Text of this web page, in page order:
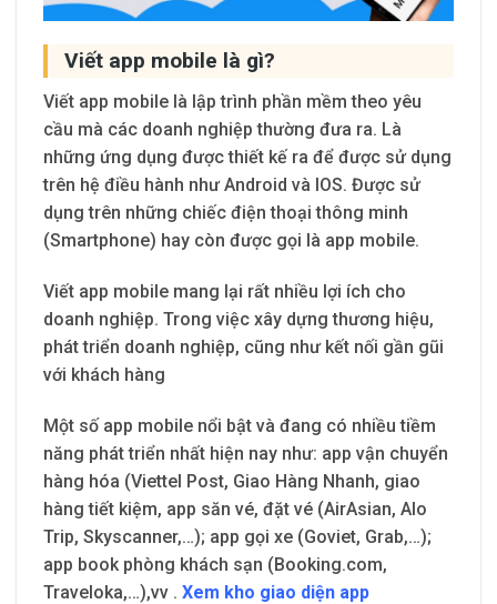
Viết app mobile là gì?
Viết app mobile là lập trình phần mềm theo yêu
cầu mà các doanh nghiệp thường đưa ra. Là
những ứng dụng được thiết kế ra để được sử dụng
trên hệ điều hành như Android và IOS. Được sử
dụng trên những chiếc điện thoại thông minh
(Smartphone) hay còn được gọi là app mobile.
Viết app mobile mang lại rất nhiều lợi ích cho
doanh nghiệp. Trong việc xây dựng thương hiệu,
phát triển doanh nghiệp, cũng như kết nối gần gũi
với khách hàng
Một số app mobile nổi bật và đang có nhiều tiềm
năng phát triển nhất hiện nay như: app vận chuyển
hàng hóa (Viettel Post, Giao Hàng Nhanh, giao
hàng tiết kiệm, app săn vé, đặt vé (AirAsian, Alo
Trip, Skyscanner,…); app gọi xe (Goviet, Grab,…);
app book phòng khách sạn (Booking.com,
Traveloka,…),vv . Xem kho giao diện app